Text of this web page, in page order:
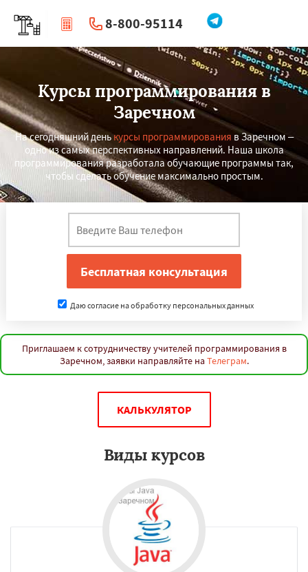
8-800-95114
| Перезвоните мне
Курсы программирования в
Заречном
На сегодняшний денькурсы программирования в Заречном –
одно из самых перспективных направлений. Наша школа
программирования разработала обучающие программы так,
чтобы сделать обучение максимально простым.
Даю согласие на обработку персональных данных
Приглашаем к сотрудничеству учителей программирования в
Заречном, заявки направляйте на Телеграм.
КАЛЬКУЛЯТОР
Виды курсов